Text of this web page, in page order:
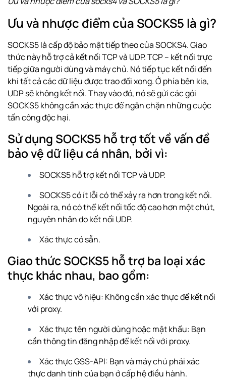
Ưu và nhược điểm của SOCKS5 là gì?
SOCKS5 là cấp độ bảo mật tiếp theo của SOCKS4. Giao
thức này hỗ trợ cả kết nối TCP và UDP. TCP – kết nối trực
tiếp giữa người dùng và máy chủ. Nó tiếp tục kết nối đến
khi tất cả các dữ liệu được trao đổi xong. Ở phía bên kia,
UDP sẽ không kết nối. Thay vào đó, nó sẽ gửi các gói
SOCKS5 không cần xác thực để ngăn chặn những cuộc
tấn công độc hại.
Sử dụng SOCKS5 hỗ trợ tốt về vấn đề
bảo vệ dữ liệu cá nhân, bởi vì:
SOCKS5 hỗ trợ kết nối TCP và UDP.
SOCKS5 có ít lỗi có thể xảy ra hơn trong kết nối.
Ngoài ra, nó có thể kết nối tốc độ cao hơn một chút,
nguyên nhân do kết nối UDP.
Xác thực có sẵn.
Giao thức SOCKS5 hỗ trợ ba loại xác
thực khác nhau, bao gồm:
Xác thực vô hiệu: Không cần xác thực để kết nối
với proxy.
Xác thực tên người dùng hoặc mật khẩu: Bạn
cần thông tin đăng nhập để kết nối với proxy.
Xác thực GSS-API: Bạn và máy chủ phải xác
thực danh tính của bạn ở cấp hệ điều hành.